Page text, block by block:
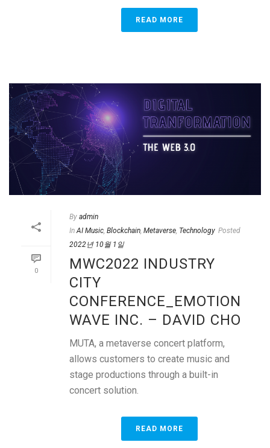
READ MORE
0
By admin
In AI Music Blockchain Metaverse Technology Posted
2022년 10월 1일
MWC2022 INDUSTRY
CITY
CONFERENCE_EMOTION
WAVE INC. – DAVID CHO
MUTA, a metaverse concert platform,
allows customers to create music and
stage productions through a built-in
concert solution.
READ MORE